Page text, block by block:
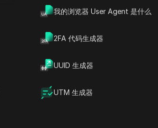
我的浏览器 User Agent 是什么
2FA 代码生成器
UUID 生成器
UTM 生成器